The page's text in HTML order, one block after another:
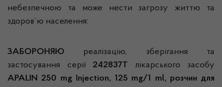
небезпечною та може нести загрозу життю та
здоров`ю населення:
ЗАБОРОНЯЮ реалізацію, зберігання та
застосування серії242837T лікарського засобу
APALIN 250 mg Injection, 125 mg/1 ml, розчин для